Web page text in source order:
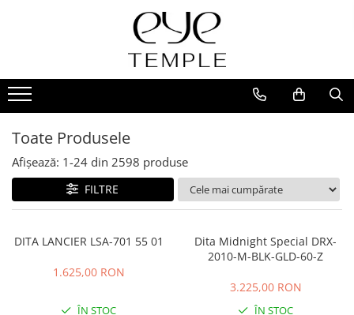
Femei
Bărbați
Copii
SHOP BY
Stil clasic
Ultimele trenduri
Diva
Festival look
Affordable
Femei
Bărbați
Copii
Polarizați
SHOP BY
Stil clasic
Sport
Eco-friendly & hipoalergenic
Ochelari de citit
Clip-on
Toc de ochelari
Lanțuri
ALAIN MIKLI
AMI PARIS
ANDY WOLF
Anne et Valentin
ANY DI
ATTICO
BRUNELLO CUCINELLI
Toate Produsele
Afișează: 1-24 din 2598 produse
FILTRE
DITA LANCIER LSA-701 55 01
1.625,00 RON
ÎN STOC
Dita Midnight Special DRX-
2010-M-BLK-GLD-60-Z
3.225,00 RON
ÎN STOC